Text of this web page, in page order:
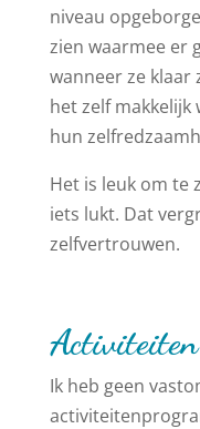
niveau
zien waarmee er
wanneer ze klaar
het zelf
hun
Het is leuk om te
iets lukt. Dat
zelfvertrouwen.
Activiteiten
Ik heb geen